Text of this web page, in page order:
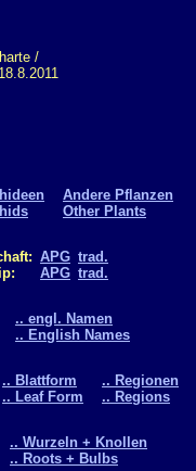
Andere Pflanzen
Other Plants
APG
APG
trad.
trad.
.. engl. Namen
.. English Names
.. Blattform
.. Leaf Form
.. Regionen
.. Regions
.. Wurzeln + Knollen
.. Roots + Bulbs